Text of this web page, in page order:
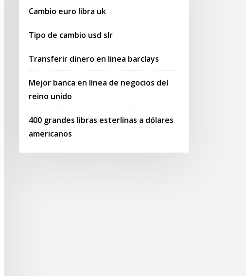
Cambio euro libra uk
Tipo de cambio usd slr
Transferir dinero en linea barclays
Mejor banca en línea de negocios del
reino unido
400 grandes libras esterlinas a dólares
americanos